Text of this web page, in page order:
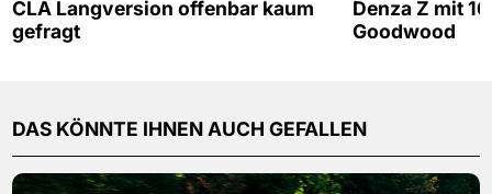
CLA Langversion offenbar kaum
gefragt
Denza Z mit
Goodwood
DAS KÖNNTE IHNEN AUCH GEFALLEN